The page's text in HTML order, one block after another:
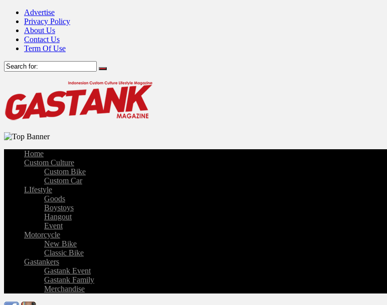
Advertise
Privacy Policy
About Us
Contact Us
Term Of Use
Home
Custom Culture
Custom Bike
Custom Car
LIfestyle
Goods
Boystoys
Hangout
Event
Motorcycle
New Bike
Classic Bike
Gastankers
Gastank Event
Gastank Family
Merchandise